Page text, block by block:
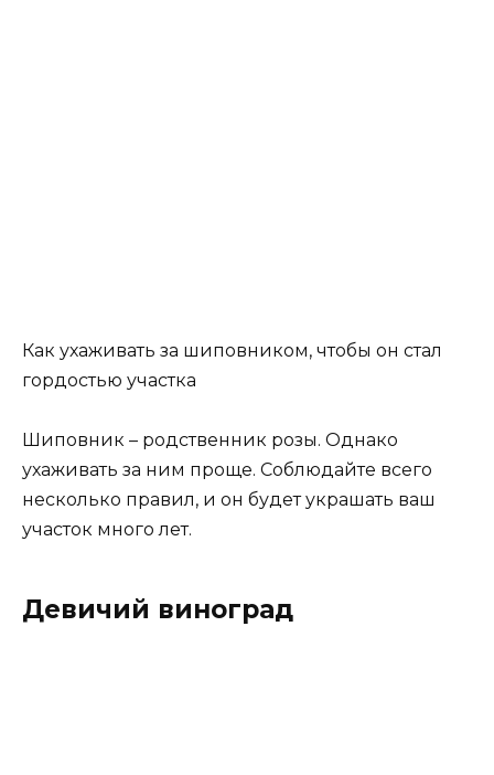
Как ухаживать за шиповником, чтобы он стал
гордостью участка
Шиповник – родственник розы. Однако
ухаживать за ним проще. Соблюдайте всего
несколько правил, и он будет украшать ваш
участок много лет.
Девичий виноград